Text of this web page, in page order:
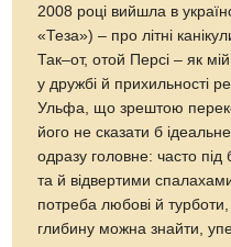
2008 році вийшла в
«Теза») – про літні
Так–от, отой Персі – як
у дружбі й прихильності
Ульфа, що зрештою
його не сказати б
одразу головне: часто під
та й відвертими
потреба любові й
глибину можна знайти,